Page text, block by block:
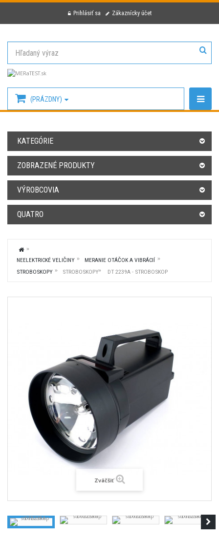
Prihlásiť sa Zákaznícky účet
(PRÁZDNY)
KATEGÓRIE
ZOBRAZENÉ PRODUKTY
VÝROBCOVIA
QUATRO
NEELEKTRICKÉ VELIČINY
MERANIE OTÁČOK A VIBRÁCIÍ
STROBOSKOPY
STROBOSKOPY DT 2239A - STROBOSKOP
Zväčšiť